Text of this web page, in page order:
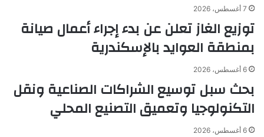
7 أغسطس، 2026
توزيع الغاز تعلن عن بدء إجراء أعمال صيانة
بمنطقة العوايد بالإسكندرية
6 أغسطس، 2026
بحث سبل توسيع الشراكات الصناعية ونقل
التكنولوجيا وتعميق التصنيع المحلي
6 أغسطس، 2026